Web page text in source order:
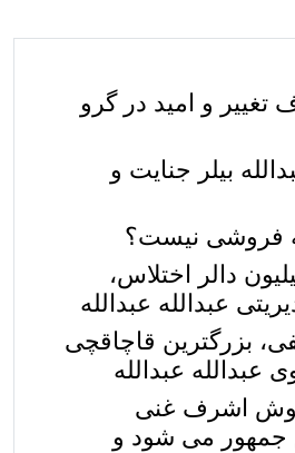
و امید در گرو
بیلر جنایت و
فروشی نیست؟
دالر اختلاس،
عبدالله عبدالله
بزرگترین قاچاقچی
عبدالله عبدالله
اشرف غنی
می شود و